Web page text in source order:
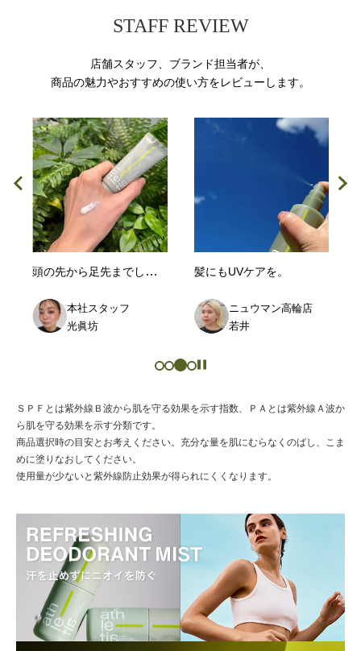
STAFF REVIEW
店舗スタッフ、ブランド担当者が、
商品の魅力やおすすめの使い方をレビューします。
頭の先から足先までしっかりプロテクト!!
本社スタッフ
光眞坊
髪にもUVケアを。
ニュウマン高輪店
若井
ＳＰＦとは紫外線Ｂ波から肌を守る効果を示す指数、ＰＡとは紫外線Ａ波か
ら肌を守る効果を示す分類です。
商品選択時の目安とお考えください。充分な量を肌にむらなくのばし、こま
めに塗りなおしてください。
使用量が少ないと紫外線防止効果が得られにくくなります。